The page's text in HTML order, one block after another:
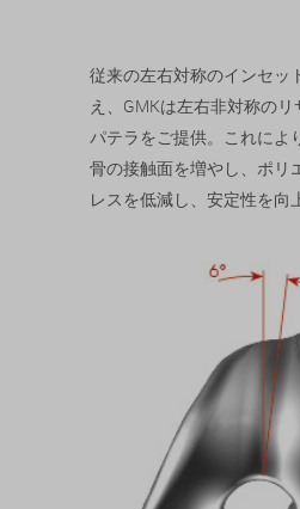
従来の左右対称のインセッ
え、GMKは左右非対称の
パテラをご提供。これによ
骨の接触面を増やし、ポリ
レスを低減し、安定性を向